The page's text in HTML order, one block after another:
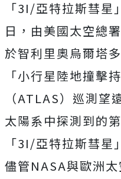
「3I/亞特拉斯彗
日，由美國太空總
於智利里奧烏爾塔
「小行星陸地撞擊
（ATLAS）巡測望
太陽系中探測到的
「3I/亞特拉斯彗星
儘管NASA與歐洲